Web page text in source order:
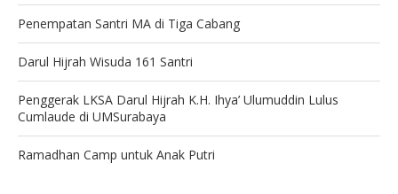
Penempatan Santri MA di Tiga Cabang
Darul Hijrah Wisuda 161 Santri
Penggerak LKSA Darul Hijrah K.H. Ihya’ Ulumuddin Lulus
Cumlaude di UMSurabaya
Ramadhan Camp untuk Anak Putri